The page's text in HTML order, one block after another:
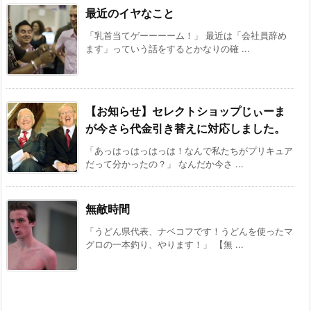
最近のイヤなこと
「乳首当てゲーーーーム！」 最近は「会社員辞め
ます」っていう話をするとかなりの確 ...
【お知らせ】セレクトショップじぃーま
が今さら代金引き替えに対応しました。
「あっはっはっはっは！なんで私たちがプリキュア
だって分かったの？」 なんだか今さ ...
無敵時間
「うどん県代表、ナベコフです！うどんを使ったマ
グロの一本釣り、やります！」 【無 ...